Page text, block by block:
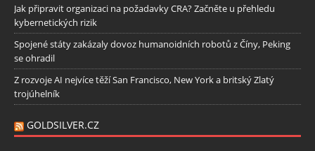
Jak připravit organizaci na požadavky CRA? Začněte u přehledu
kybernetických rizik
Spojené státy zakázaly dovoz humanoidních robotů z Číny, Peking
se ohradil
Z rozvoje AI nejvíce těží San Francisco, New York a britský Zlatý
trojúhelník
GOLDSILVER.CZ